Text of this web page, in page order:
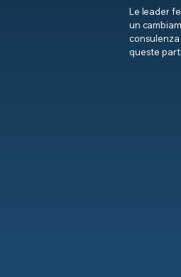
Le leader
un
queste